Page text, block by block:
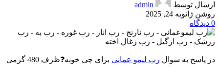
ارسال توسط
admin
روشن ژانویه 24, 2025
0 دیدگاه
در پاسخ به سوال رب لیمو عمانی
برای چی خوبه❓ظرف 480 گرمی